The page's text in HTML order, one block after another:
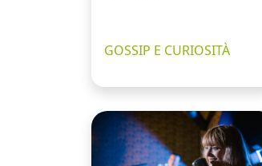
GOSSIP E CURIOSITÀ